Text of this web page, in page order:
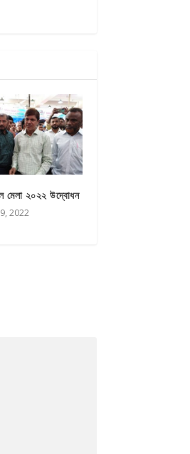
মেলা ২০২২ উদ্বোধন
2022